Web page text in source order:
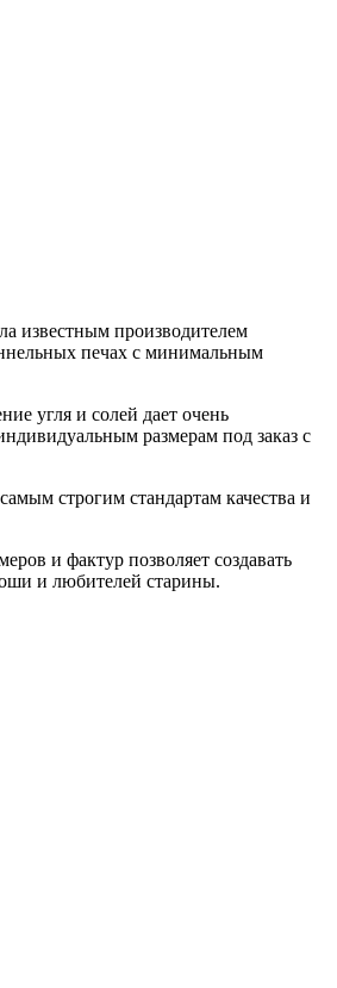
известным производителем
печах с минимальным
угля и солей дает очень
размерам под заказ с
строгим стандартам качества и
и фактур позволяет создавать
и любителей старины.